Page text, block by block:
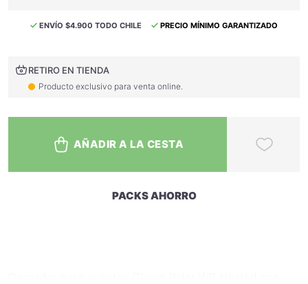
ENVÍO $4.900 TODO CHILE PRECIO MÍNIMO GARANTIZADO
RETIRO EN TIENDA
Producto exclusivo para venta online.
AÑADIR A LA CESTA
PACKS AHORRO